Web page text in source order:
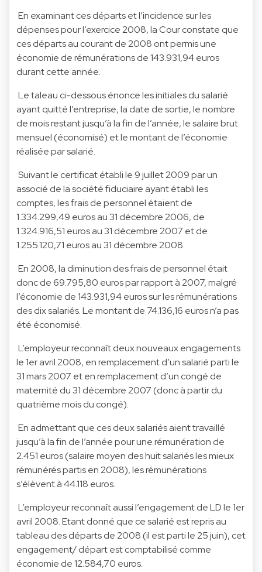
En examinant ces départs et l’incidence sur les
dépenses pour l’exercice 2008, la Cour constate que
ces départs au courant de 2008 ont permis une
économie de rémunérations de 143.931,94 euros
durant cette année.
Le taleau ci-dessous énonce les initiales du salarié
ayant quitté l’entreprise, la date de sortie, le nombre
de mois restant jusqu’à la fin de l’année, le salaire brut
mensuel (économisé) et le montant de l’économie
réalisée par salarié.
Suivant le certificat établi le 9 juillet 2009 par un
associé de la société fiduciaire ayant établi les
comptes, les frais de personnel étaient de
1.334.299,49 euros au 31 décembre 2006, de
1.324.916,51 euros au 31 décembre 2007 et de
1.255.120,71 euros au 31 décembre 2008.
En 2008, la diminution des frais de personnel était
donc de 69.795,80 euros par rapport à 2007, malgré
l’économie de 143.931,94 euros sur les rémunérations
des dix salariés. Le montant de 74.136,16 euros n’a pas
été économisé.
L’employeur reconnaît deux nouveaux engagements
le 1er avril 2008, en remplacement d’un salarié parti le
31 mars 2007 et en remplacement d’un congé de
maternité du 31 décembre 2007 (donc à partir du
quatrième mois du congé).
En admettant que ces deux salariés aient travaillé
jusqu’à la fin de l’année pour une rémunération de
2.451 euros (salaire moyen des huit salariés les mieux
rémunérés partis en 2008), les rémunérations
s’élèvent à 44.118 euros.
L’employeur reconnaît aussi l’engagement de LD le 1er
avril 2008. Etant donné que ce salarié est repris au
tableau des départs de 2008 (il est parti le 25 juin), cet
engagement/ départ est comptabilisé comme
économie de 12.584,70 euros.